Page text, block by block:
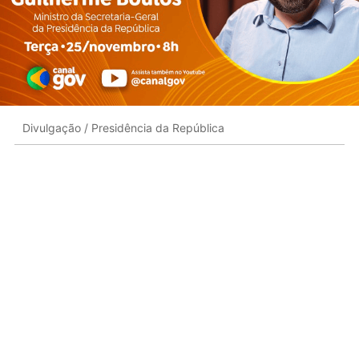
Divulgação / Presidência da República